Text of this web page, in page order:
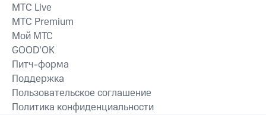
MTС Live
MTС Premium
Мой МТС
GOOD’OK
Питч-форма
Поддержка
Пользовательское соглашение
Политика конфиденциальности